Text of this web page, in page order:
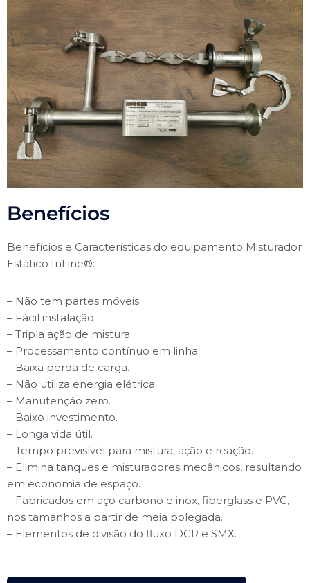
Benefícios
Benefícios e Características do equipamento Misturador
Estático InLine®:
– Não tem partes móveis.
– Fácil instalação.
– Tripla ação de mistura.
– Processamento contínuo em linha.
– Baixa perda de carga.
– Não utiliza energia elétrica.
– Manutenção zero.
– Baixo investimento.
– Longa vida útil.
– Tempo previsível para mistura, ação e reação.
– Elimina tanques e misturadores mecânicos, resultando
em economia de espaço.
– Fabricados em aço carbono e inox, fiberglass e PVC,
nos tamanhos a partir de meia polegada.
– Elementos de divisão do fluxo DCR e SMX.